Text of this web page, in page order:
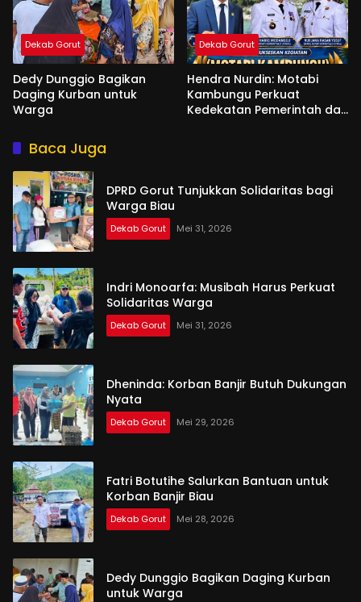
Dekab Gorut
Dedy Dunggio Bagikan
Daging Kurban untuk
Warga
Dekab Gorut
Hendra Nurdin: Motabi
Kambungu Perkuat
Kedekatan Pemerintah dan
Baca Juga
DPRD Gorut Tunjukkan Solidaritas bagi
Warga Biau
Dekab Gorut Mei 31, 2026
Indri Monoarfa: Musibah Harus Perkuat
Solidaritas Warga
Dekab Gorut Mei 31, 2026
Dheninda: Korban Banjir Butuh Dukungan
Nyata
Dekab Gorut Mei 29, 2026
Fatri Botutihe Salurkan Bantuan untuk
Korban Banjir Biau
Dekab Gorut Mei 28, 2026
Dedy Dunggio Bagikan Daging Kurban
untuk Warga